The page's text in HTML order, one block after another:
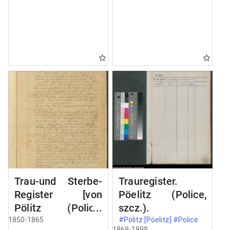
Trau-und Sterbe-
Register [von
Pölitz (Police,
szcz.).]
1850-1865
Trauregister.
Pöelitz (Police,
szcz.).
#Pölitz [Pöelitz] #Police